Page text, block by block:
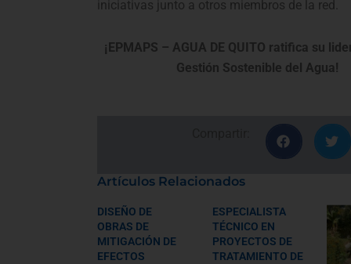
iniciativas junto a otros miembros de la red.
¡EPMAPS – AGUA DE QUITO ratifica su
Gestión Sostenible del Agua!
Artículos Relacionados
DISEÑO DE
OBRAS DE
MITIGACIÓN DE
EFECTOS
ESPECIALISTA
TÉCNICO EN
PROYECTOS DE
TRATAMIENTO DE